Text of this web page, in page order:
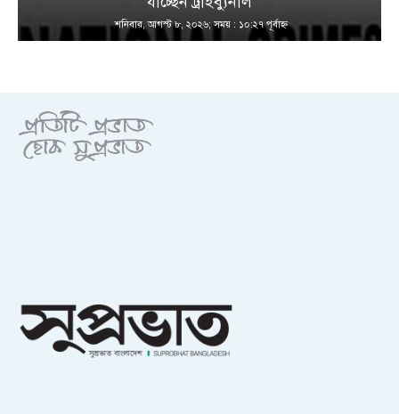
শনিবার, আগস্ট ৮, ২০২৬; সময় : ১০:২৭ পূর্বাহ্ণ